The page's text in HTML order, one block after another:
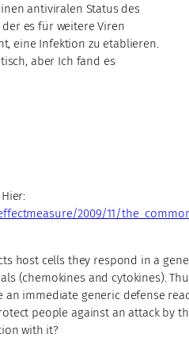
antiviralen Status des
es für weitere Viren
eine Infektion zu etablieren.
aber Ich fand es
2009/11/
host cells they respond in a
(chemokines and cytokines).
an immediate generic defense
people against an attack by
with it?